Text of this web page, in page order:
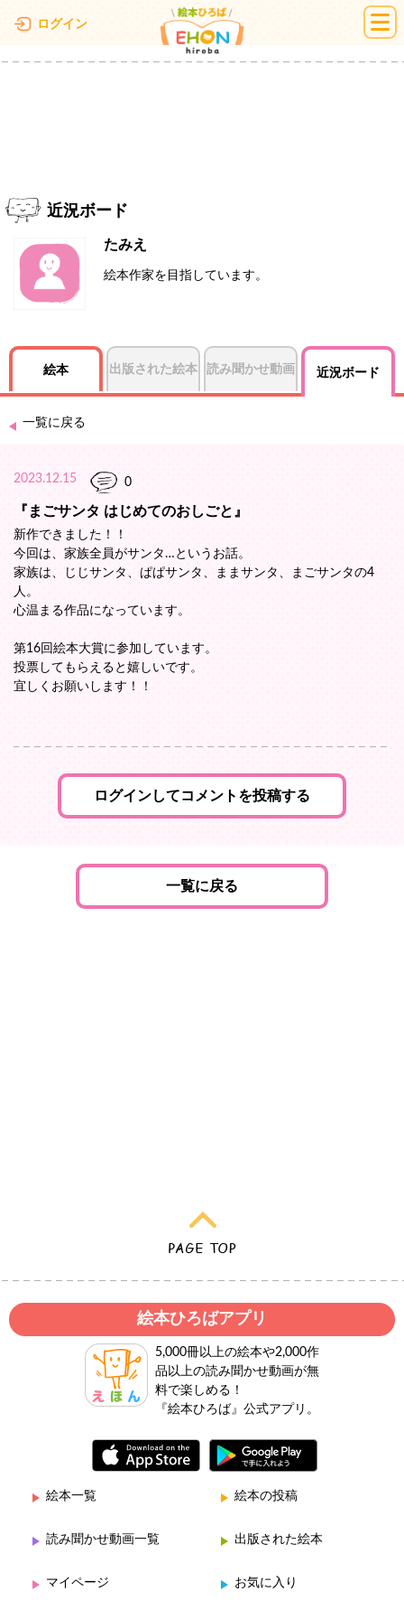
ログイン 絵本ひろば
近況ボード
たみえ
絵本作家を目指しています。
絵本 出版された絵本 読み聞かせ動画 近況ボード
一覧に戻る
2023.12.15 0
『まごサンタ はじめてのおしごと』
新作できました！！
今回は、家族全員がサンタ…というお話。
家族は、じじサンタ、ぱぱサンタ、ままサンタ、まごサンタの4
人。
心温まる作品になっています。
第16回絵本大賞に参加しています。
投票してもらえると嬉しいです。
宜しくお願いします！！
ログインしてコメントを投稿する
一覧に戻る
絵本ひろばアプリ
5,000冊以上の絵本や2,000作
品以上の読み聞かせ動画が無
料で楽しめる！
『絵本ひろば』公式アプリ。
絵本一覧 絵本の投稿
読み聞かせ動画一覧 出版された絵本
マイページ お気に入り